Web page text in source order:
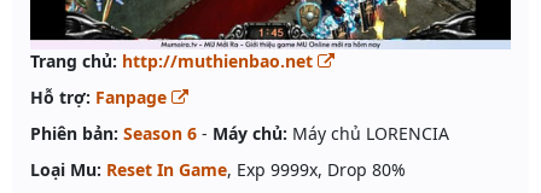
Trang chủ: http://muthienbao.net
Hỗ trợ: Fanpage
Phiên bản: Season 6 - Máy chủ: Máy chủ LORENCIA
Loại Mu: Reset In Game, Exp 9999x, Drop 80%